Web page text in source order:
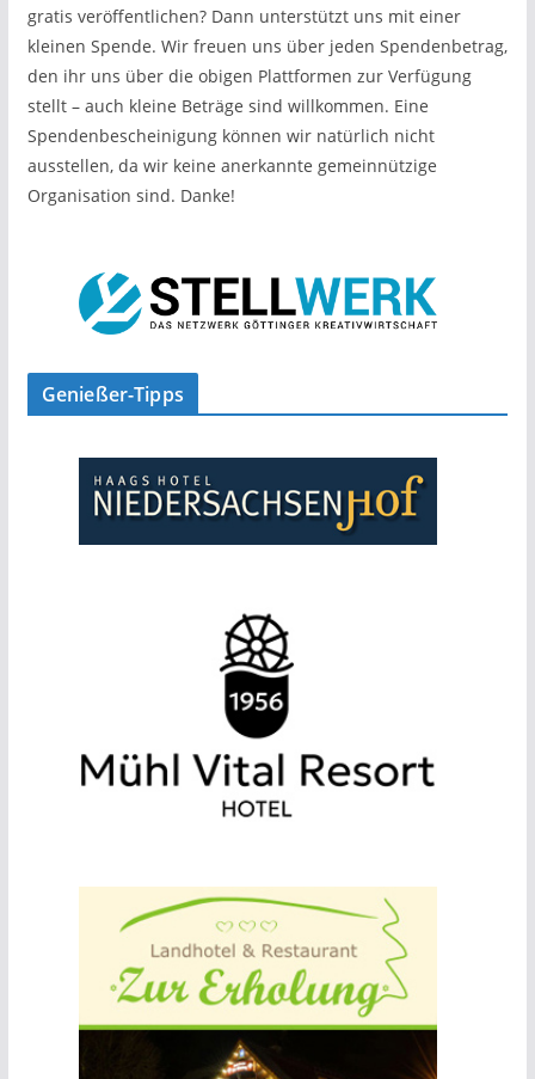
gratis veröffentlichen? Dann unterstützt uns mit einer
kleinen Spende. Wir freuen uns über jeden Spendenbetrag,
den ihr uns über die obigen Plattformen zur Verfügung
stellt – auch kleine Beträge sind willkommen. Eine
Spendenbescheinigung können wir natürlich nicht
ausstellen, da wir keine anerkannte gemeinnützige
Organisation sind. Danke!
Genießer-Tipps